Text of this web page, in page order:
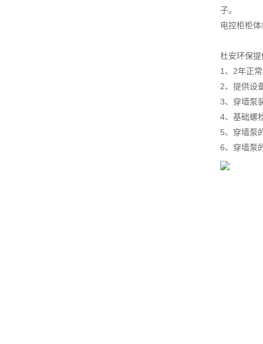
子。
电控柜柜
杜安环保
1、2年正
2、提供设
3、穿墙泵
4、基础螺
5、穿墙泵
6、穿墙泵